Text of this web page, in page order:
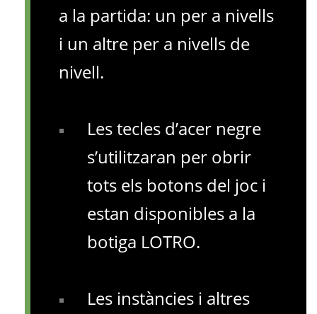
a la partida: un per a nivells
i un altre per a nivells de
nivell.
Les tecles d’acer negre
s’utilitzaran per obrir
tots els botons del joc i
estan disponibles a la
botiga LOTRO.
Les instàncies i altres